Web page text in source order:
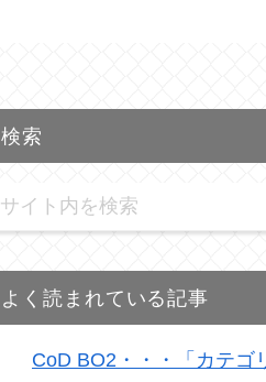
検索
よく読まれている記事
CoD BO2・・・「カテゴ